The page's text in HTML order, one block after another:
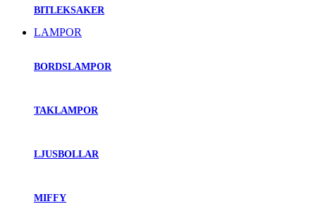
BITLEKSAKER
LAMPOR
BORDSLAMPOR
TAKLAMPOR
LJUSBOLLAR
MIFFY